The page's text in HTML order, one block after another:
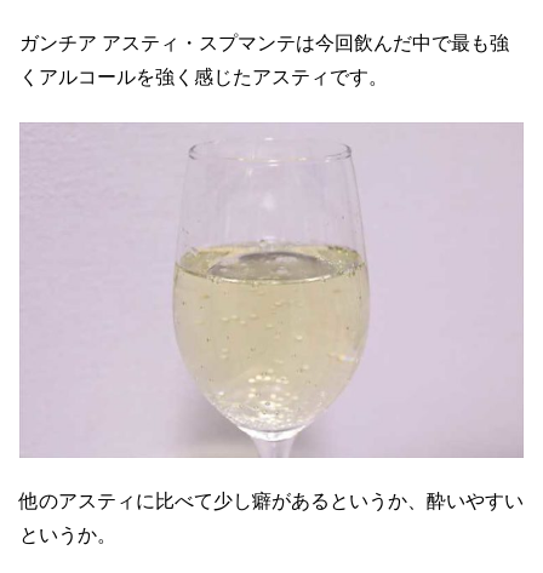
ガンチア アスティ・スプマンテは今回飲んだ中で最も強
くアルコールを強く感じたアスティです。
他のアスティに比べて少し癖があるというか、酔いやすい
というか。